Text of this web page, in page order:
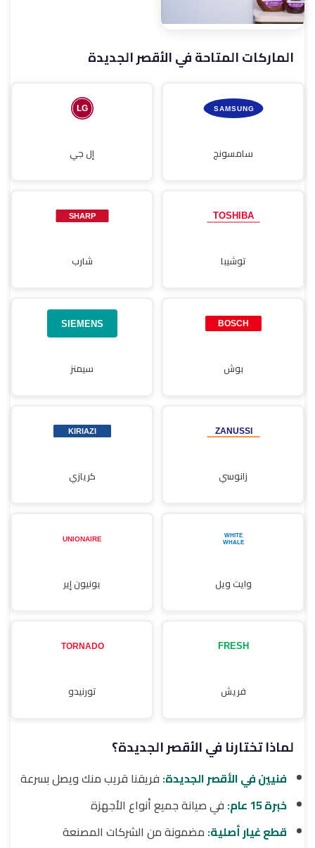
صيانة مجففات
الماركات المتاحة في الأقصر الجديدة
سامسونج إل جي
توشيبا شارب
بوش سيمنز
زانوسي كريازي
وايت ويل يونيون إير
فريش تورنيدو
لماذا تختارنا في الأقصر الجديدة؟
فنيين في الأقصر الجديدة: فريقنا قريب منك ويصل بسرعة
خبرة 15 عام:
في صيانة جميع أنواع الأجهزة
قطع غيار أصلية: مضمونة من الشركات المصنعة